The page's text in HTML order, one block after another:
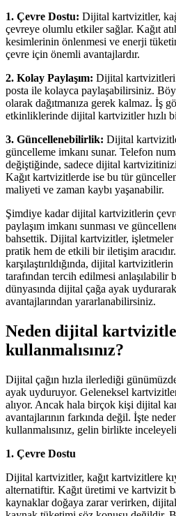
1. Çevre Dostu: Dijital kartvizitler,
çevreye olumlu etkiler sağlar. Kağıt
kesimlerinin önlenmesi ve enerji
çevre için önemli avantajlardır.
2. Kolay Paylaşım: Dijital kartvizitleri
posta ile kolayca paylaşabilirsiniz.
olarak dağıtmanıza gerek kalmaz. İş
etkinliklerinde dijital kartvizitler hızlı
3. Güncellenebilirlik: Dijital
güncelleme imkanı sunar. Telefon
değiştiğinde, sadece dijital
Kağıt kartvizitlerde ise bu tür
maliyeti ve zaman kaybı yaşanabilir.
Şimdiye kadar dijital kartvizitlerin
paylaşım imkanı sunması ve
bahsettik. Dijital kartvizitler,
pratik hem de etkili bir iletişim
karşılaştırıldığında, dijital
tarafından tercih edilmesi anlaşılabilir
dünyasında dijital çağa ayak
avantajlarından yararlanabilirsiniz.
Neden dijital
kullanmalısınız?
Dijital çağın hızla ilerlediği
ayak uyduruyor. Geleneksel
alıyor. Ancak hala birçok kişi dijital
avantajlarının farkında değil. İşte
kullanmalısınız, gelin birlikte
1. Çevre Dostu
Dijital kartvizitler, kağıt kartvizitlere
alternatiftir. Kağıt üretimi ve kartvizit
kaynaklar doğaya zarar verirken,